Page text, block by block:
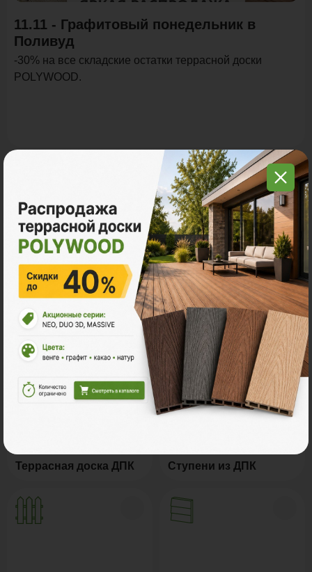
11.11 - Графитовый понедельник в
Поливуд
-30% на все складские остатки террасной доски
POLYWOOD.
Все акции
Ознакомьтесь с нашей
продукцией
Террасная доска ДПК Ступени из ДПК